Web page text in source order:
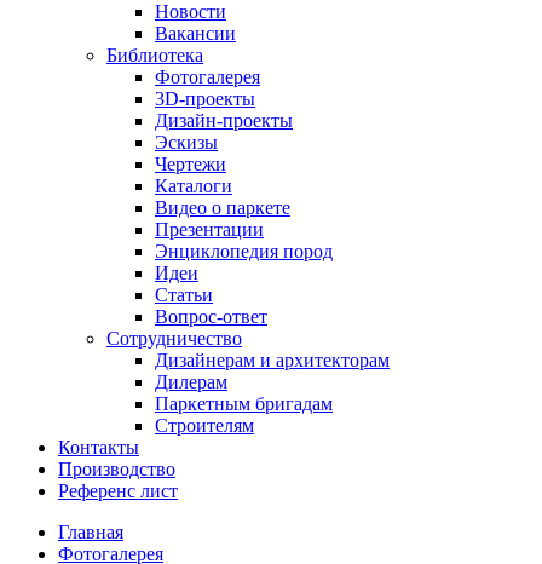
Новости
Вакансии
Библиотека
Фотогалерея
3D-проекты
Дизайн-проекты
Эскизы
Чертежи
Каталоги
Видео о паркете
Презентации
Энциклопедия пород
Идеи
Статьи
Вопрос-ответ
Сотрудничество
Дизайнерам и архитекторам
Дилерам
Паркетным бригадам
Строителям
Контакты
Производство
Референс лист
Главная
Фотогалерея